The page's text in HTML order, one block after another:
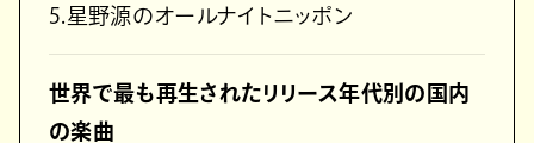
5.星野源のオールナイトニッポン
世界で最も再生されたリリース年代別の国内
の楽曲